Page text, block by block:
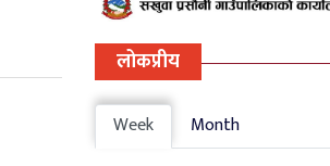
लोकप्रीय
Week Month